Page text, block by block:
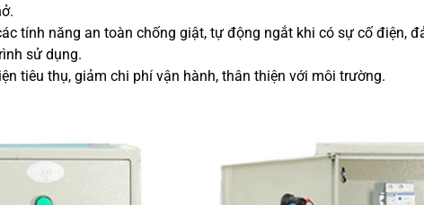
tính năng an toàn chống giật, tự động ngắt khi có sự cố điện,
sử dụng.
tiêu thụ, giảm chi phí vận hành, thân thiện với môi trường.